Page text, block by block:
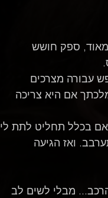
מאוד, ספק חושש
עבורה מצרכים
אם היא צריכה
בכלל תחליט לתת לי
ואז הגיעה
מבלי לשים לב